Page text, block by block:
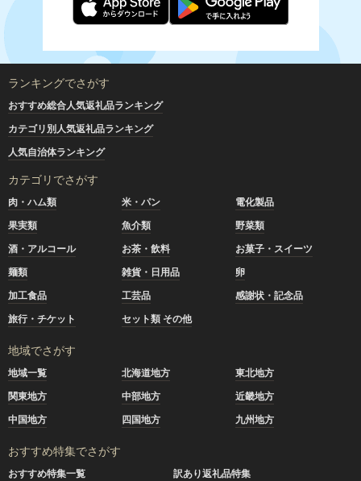
ランキングでさがす
おすすめ総合人気返礼品ランキング
カテゴリ別人気返礼品ランキング
人気自治体ランキング
カテゴリでさがす
肉・ハム類 米・パン
電化製品
果実類
魚介類
野菜類
酒・アルコール
お茶・飲料
お菓子・スイーツ
麺類
雑貨・日用品
卵
加工食品
工芸品
感謝状・記念品
旅行・チケット
セット類 その他
地域でさがす
地域一覧 北海道地方
東北地方
関東地方
中部地方
近畿地方
中国地方
四国地方 九州地方
おすすめ特集でさがす
おすすめ特集一覧
訳あり返礼品特集